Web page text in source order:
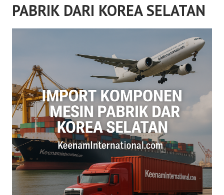
PABRIK DARI KOREA SELATAN